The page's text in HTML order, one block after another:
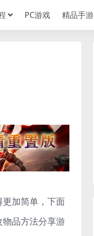
PC游戏 精品手游
加简单，下面
品方法分享游